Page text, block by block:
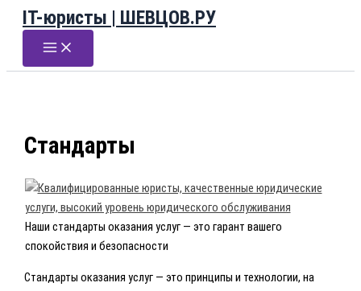
Перейти
содержимому
IT-юристы | ШЕВЦОВ.РУ
Стандарты
Наши стандарты оказания услуг — это гарант вашего
спокойствия и безопасности
Стандарты оказания услуг — это принципы и технологии, на